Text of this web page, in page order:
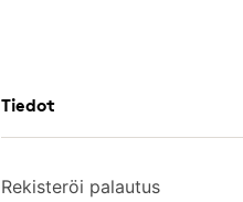
Tiedot
Rekisteröi palautus